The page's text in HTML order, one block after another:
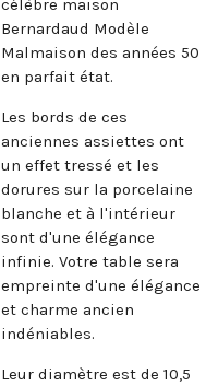
célèbre maison
Bernardaud Modèle
Malmaison des années 50
en parfait état.
Les bords de ces
anciennes assiettes ont
un effet tressé et les
dorures sur la porcelaine
blanche et à l'intérieur
sont d'une élégance
infinie. Votre table sera
empreinte d'une élégance
et charme ancien
indéniables.
Leur diamètre est de 10,5